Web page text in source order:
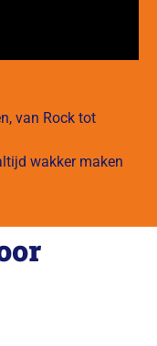
van Rock tot
wakker maken